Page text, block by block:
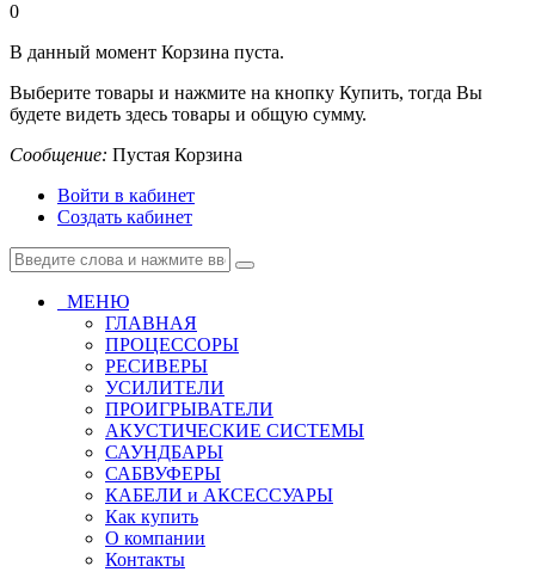
0
В данный момент Корзина пуста.
Выберите товары и нажмите на кнопку Купить, тогда Вы
будете видеть здесь товары и общую сумму.
Сообщение: Пустая Корзина
Войти в кабинет
Создать кабинет
МЕНЮ
ГЛАВНАЯ
ПРОЦЕССОРЫ
РЕСИВЕРЫ
УСИЛИТЕЛИ
ПРОИГРЫВАТЕЛИ
АКУСТИЧЕСКИЕ СИСТЕМЫ
САУНДБАРЫ
САБВУФЕРЫ
КАБЕЛИ и АКСЕССУАРЫ
Как купить
О компании
Контакты